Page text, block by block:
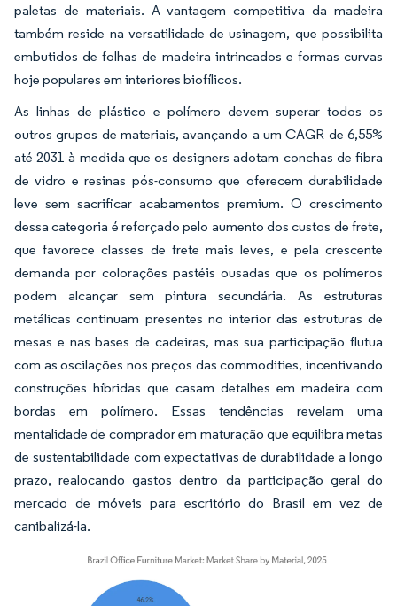
paletas de materiais. A vantagem competitiva da madeira
também reside na versatilidade de usinagem, que possibilita
embutidos de folhas de madeira intrincados e formas curvas
hoje populares em interiores biofílicos.
As linhas de plástico e polímero devem superar todos os
outros grupos de materiais, avançando a um CAGR de 6,55%
até 2031 à medida que os designers adotam conchas de fibra
de vidro e resinas pós-consumo que oferecem durabilidade
leve sem sacrificar acabamentos premium. O crescimento
dessa categoria é reforçado pelo aumento dos custos de frete,
que favorece classes de frete mais leves, e pela crescente
demanda por colorações pastéis ousadas que os polímeros
podem alcançar sem pintura secundária. As estruturas
metálicas continuam presentes no interior das estruturas de
mesas e nas bases de cadeiras, mas sua participação flutua
com as oscilações nos preços das commodities, incentivando
construções híbridas que casam detalhes em madeira com
bordas em polímero. Essas tendências revelam uma
mentalidade de comprador em maturação que equilibra metas
de sustentabilidade com expectativas de durabilidade a longo
prazo, realocando gastos dentro da participação geral do
mercado de móveis para escritório do Brasil em vez de
canibalizá-la.